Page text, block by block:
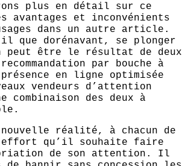
plus en détail sur ce
avantages et inconvénients
dans un autre article.
que dorénavant, se plonger
peut être le résultat de deux
par bouche à
en ligne optimisée
vendeurs d’attention
combinaison des deux à
réalité, à chacun de
qu’il souhaite faire
de son attention. Il